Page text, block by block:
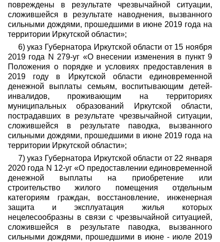
повреждены в результате чрезвычайной ситуации,
сложившейся в результате наводнения, вызванного
сильными дождями, прошедшими в июне 2019 года на
территории Иркутской области»;
6) указ Губернатора Иркутской области от 15 ноября
2019 года N 279-уг «О внесении изменения в пункт 9
Положения о порядке и условиях предоставления в
2019 году в Иркутской области единовременной
денежной выплаты семьям, воспитывающим детей-
инвалидов, проживающим на территориях
муниципальных образований Иркутской области,
пострадавших в результате чрезвычайной ситуации,
сложившейся в результате паводка, вызванного
сильными дождями, прошедшими в июне 2019 года на
территории Иркутской области»;
7) указ Губернатора Иркутской области от 22 января
2020 года N 12-уг «О предоставлении единовременной
денежной выплаты на приобретение или
строительство жилого помещения отдельным
категориям граждан, восстановление, инженерная
защита и эксплуатация жилья которых
нецелесообразны в связи с чрезвычайной ситуацией,
сложившейся в результате паводка, вызванного
сильными дождями, прошедшими в июне - июле 2019